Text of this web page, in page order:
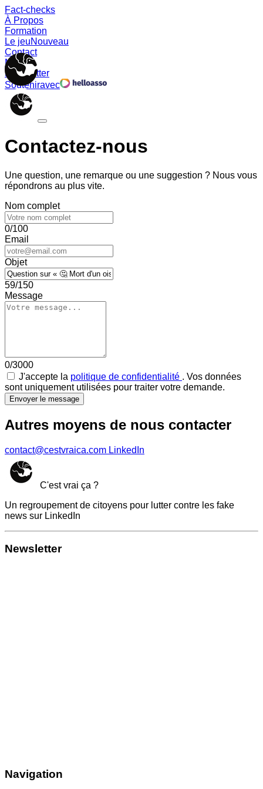
Fact-checks
À Propos
Formation
Le jeuNouveau
Contact
Memes
Newsletter
Souteniravec
Contactez-nous
Une question, une remarque ou une suggestion ? Nous vous
répondrons au plus vite.
Nom complet
0/100
Email
Objet
59/150
Message
0/3000
J'accepte la politique de confidentialité . Vos données
sont uniquement utilisées pour traiter votre demande.
Envoyer le message
Autres moyens de nous contacter
contact@cestvraica.com LinkedIn
C'est vrai ça ?
Un regroupement de citoyens pour lutter contre les fake
news sur LinkedIn
Newsletter
Navigation